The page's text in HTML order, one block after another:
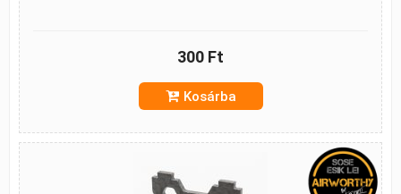
300 Ft
Kosárba